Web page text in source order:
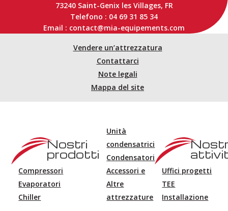
73240 Saint-Genix les Villages, FR
Telefono : 04 69 31 85 34
Email : contact@mia-equipements.com
Vendere un’attrezzatura
Contattarci
Note legali
Mappa del site
Nostri
prodotti
Compressori
Evaporatori
Chiller
Unità
condensatrici
Condensatori
Accessori e
Altre
attrezzature
Uffici progetti
TEE
Installazione